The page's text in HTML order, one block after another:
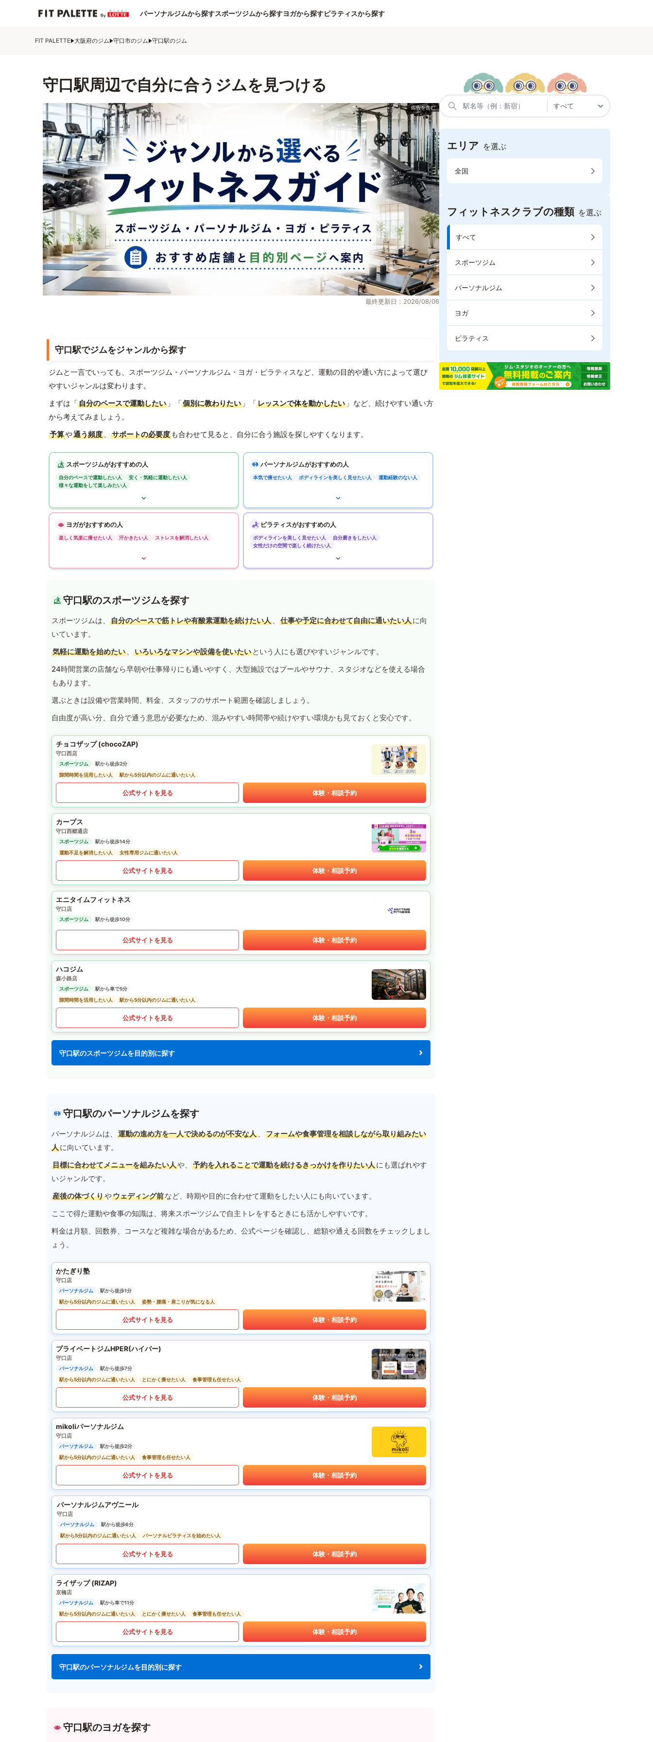
パーソナルジムから探すスポーツジムから探すヨガから探すピラティスから探す
FIT PALETTE 大阪府のジム 守口市のジム 守口駅のジム
守口駅周辺で自分に合うジムを見つける
最終更新日：2026/08/06
守口駅でジムをジャンルから探す
ジムと一言でいっても、スポーツジム・パーソナルジム・ヨガ・ピラティスなど、運動の目的や通い方によって選び
やすいジャンルは変わります。
まずは「自分のペースで運動したい 」「個別に教わりたい 」「レッスンで体を動かしたい 」など、続けやすい通い方
から考えてみましょう。
予算や通う頻度 、 サポートの必要度 も合わせて見ると、自分に合う施設を探しやすくなります。
スポーツジムがおすすめの人
自分のペースで運動したい人
安く・気軽に運動したい人
様々な運動をして楽しみたい人
パーソナルジムがおすすめの人
本気で痩せたい人 ボディラインを美しく見せたい人 運動経験のない人
ヨガがおすすめの人
楽しく気楽に痩せたい人 汗かきたい人 ストレスを解消したい人
ピラティスがおすすめの人
ボディラインを美しく見せたい人
自分磨きをしたい人
女性だけの空間で楽しく続けたい人
守口駅のスポーツジムを探す
スポーツジムは、 自分のペースで筋トレや有酸素運動を続けたい人 、 仕事や予定に合わせて自由に通いたい人に向
いています。
気軽に運動を始めたい 、 いろいろなマシンや設備を使いたい という人にも選びやすいジャンルです。
24時間営業の店舗なら早朝や仕事帰りにも通いやすく、大型施設ではプールやサウナ、スタジオなどを使える場合
もあります。
選ぶときは設備や営業時間、料金、スタッフのサポート範囲を確認しましょう。
自由度が高い分、自分で通う意思が必要なため、混みやすい時間帯や続けやすい環境かも見ておくと安心です。
チョコザップ (chocoZAP)
守口西店
スポーツジム
駅から徒歩2分
隙間時間を活用したい人
駅から5分以内のジムに通いたい人
公式サイトを見る 体験・相談予約
カーブス
守口西郷通店
スポーツジム
駅から徒歩14分
運動不足を解消したい人
女性専用ジムに通いたい人
公式サイトを見る 体験・相談予約
エニタイムフィットネス
守口店
スポーツジム 駅から徒歩10分
公式サイトを見る 体験・相談予約
ハコジム
森小路店
スポーツジム
駅から車で5分
隙間時間を活用したい人
駅から5分以内のジムに通いたい人
公式サイトを見る 体験・相談予約
守口駅のスポーツジムを目的別に探す
守口駅のパーソナルジムを探す
パーソナルジムは、 運動の進め方を一人で決めるのが不安な人 、
フォームや食事管理を相談しながら取り組みたい
人に向いています。
目標に合わせてメニューを組みたい人や、 予約を入れることで運動を続けるきっかけを作りたい人にも選ばれやす
いジャンルです。
産後の体づくりやウェディング前など、時期や目的に合わせて運動をしたい人にも向いています。
ここで得た運動や食事の知識は、将来スポーツジムで自主トレをするときにも活かしやすいです。
料金は月額、回数券、コースなど複雑な場合があるため、公式ページを確認し、総額や通える回数をチェックしまし
ょう。
かたぎり塾
守口店
パーソナルジム
駅から徒歩1分
駅から5分以内のジムに通いたい人
姿勢・腰痛・肩こりが気になる人
公式サイトを見る 体験・相談予約
プライベートジムHPER(ハイパー)
守口店
パーソナルジム
駅から徒歩7分
駅から5分以内のジムに通いたい人
とにかく痩せたい人 食事管理も任せたい人
公式サイトを見る 体験・相談予約
mikoliパーソナルジム
守口店
パーソナルジム
駅から徒歩2分
駅から5分以内のジムに通いたい人
食事管理も任せたい人
公式サイトを見る 体験・相談予約
パーソナルジムアヴニール
守口店
パーソナルジム
駅から徒歩6分
駅から5分以内のジムに通いたい人
パーソナルピラティスを始めたい人
公式サイトを見る 体験・相談予約
ライザップ (RIZAP)
京橋店
パーソナルジム
駅から車で11分
駅から5分以内のジムに通いたい人
とにかく痩せたい人 食事管理も任せたい人
公式サイトを見る 体験・相談予約
守口駅のパーソナルジムを目的別に探す
守口駅のヨガを探す
エリア を選ぶ
全国
フィットネスクラブの種類 を選ぶ
すべて
スポーツジム
パーソナルジム
ヨガ
ピラティス